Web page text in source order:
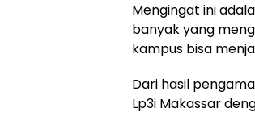
Mengingat ini
banyak yang
kampus bisa
Dari hasil
Lp3i Makassar